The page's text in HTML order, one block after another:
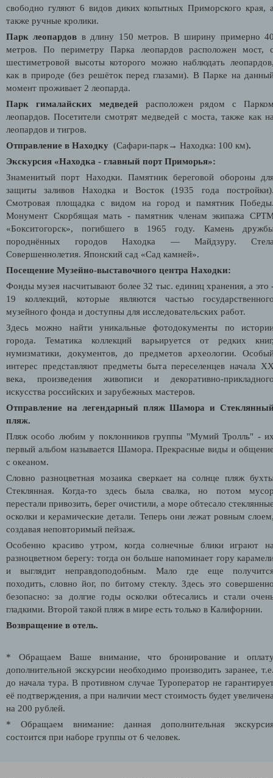
свободно гуляют 6 видов диких копытных Приморского края,
также ручные кролики.
Парк леопардов в длину 150 метров. В ширину примерно
метров. По периметру Парка леопардов расположен мост,
шестиметровой высоты которого можно наблюдать
как в природе (без решёток перед глазами). В Парке на
момент проживает 2 леопарда.
Парк гималайских медведей расположен рядом с
леопардов. Посетители смотрят медведей с моста, также как
леопардов и тигров.
Отправление в Находку (Сафари-парк→ Находка: 100 км).
Экскурсия «Находка - главный порт Приморья»:
Знаменитый порт Находки. Памятник береговой обороны
защиты заливов Находка и Восток (1935 года
Смотровая площадка с видом на город и памятник
Монумент Скорбящая мать - памятник членам экипажа
«Бокситогорск», погибшего в 1965 году. Камень
породнённых городов Находка — Майдзуру.
Совершеннолетия. Японский сад «Сад камней».
Посещение Музейно-выставочного центра Находки:
Фонды музея насчитывают более 32 тыс. единиц хранения, а это
19 коллекций, которые являются частью
музейного фонда и доступны для исследовательских работ.
Здесь можно найти уникальные фотодокументы по
города. Тематика коллекций варьируется от редких
нумизматики, документов, до предметов археологии.
интерес представляют предметы быта переселенцев начала
века, произведения живописи и декоративно-
искусства российских и зарубежных мастеров.
Отправление на легендарный пляж Шамора и
пляж.
Пляж особо любим у поклонников группы "Мумий Тролль" -
первый альбом называется Шамора. Прекрасные виды и
с океаном.
Словно разноцветная мозаика сверкает на солнце пляж
Стеклянная. Когда-то здесь была свалка, но потом
перестали привозить, берег очистили, а море обтесало
осколки и керамические детали. Теперь они лежат ровным
создавая неповторимый пейзаж.
Особенно красиво утром, когда солнечные блики играют
разноцветном берегу: тогда он больше напоминает гору
и выглядит неправдоподобным. Мало где еще
походить, словно йог, по битому стеклу. Здесь это
безопасно: за долгие годы осколки обтесались и стали
гладкими. Второй такой пляж в мире есть только в Калифорнии.
Возвращение в отель.
* Обращаем Ваше внимание, что бронирование и
дополнительной экскурсии необходимо производить заранее,
до начала тура. В противном случае Туроператор не
её подтверждения, а при наличии мест стоимость будет
на 200 рублей.
* Обращаем внимание: данная дополнительная
состоится при наборе группы от 6 человек.